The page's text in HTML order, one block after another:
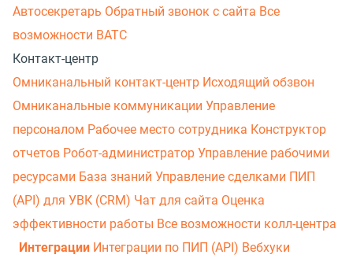
Автосекретарь Обратный звонок с сайта Все
возможности ВАТС
Контакт-центр
Омниканальный контакт-центр Исходящий обзвон
Омниканальные коммуникации Управление
персоналом Рабочее место сотрудника Конструктор
отчетов Робот-администратор Управление рабочими
ресурсами База знаний Управление сделками ПИП
(API) для УВК (CRM) Чат для сайта Оценка
эффективности работы Все возможности колл-центра
Интеграции Интеграции по ПИП (API) Вебхуки